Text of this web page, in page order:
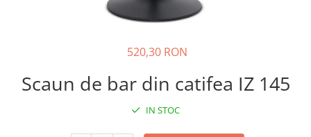
520,30 RON
Scaun de bar din catifea IZ 145
IN STOC